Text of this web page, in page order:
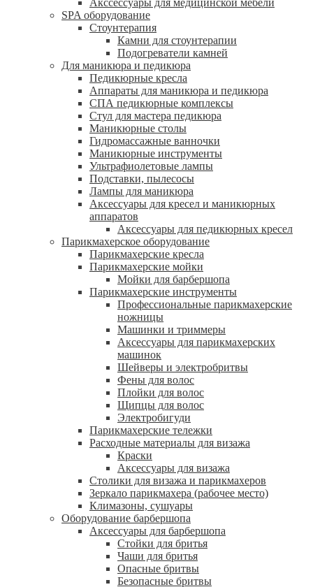
Акссессуары для медицинской мебели
SPA оборудование
Стоунтерапия
Камни для стоунтерапии
Подогреватели камней
Для маникюра и педикюра
Педикюрные кресла
Аппараты для маникюра и педикюра
СПА педикюрные комплексы
Стул для мастера педикюра
Маникюрные столы
Гидромассажные ванночки
Маникюрные инструменты
Ультрафиолетовые лампы
Подставки, пылесосы
Лампы для маникюра
Аксессуары для кресел и маникюрных
аппаратов
Аксессуары для педикюрных кресел
Парикмахерское оборудование
Парикмахерские кресла
Парикмахерские мойки
Мойки для барбершопа
Парикмахерские инструменты
Профессиональные парикмахерские
ножницы
Машинки и триммеры
Аксессуары для парикмахерских
машинок
Шейверы и электробритвы
Фены для волос
Плойки для волос
Щипцы для волос
Электробигуди
Парикмахерские тележки
Расходные материалы для визажа
Краски
Аксессуары для визажа
Столики для визажа и парикмахеров
Зеркало парикмахера (рабочее место)
Климазоны, сушуары
Оборудование барбершопа
Аксессуары для барбершопа
Стойки для бритья
Чаши для бритья
Опасные бритвы
Безопасные бритвы